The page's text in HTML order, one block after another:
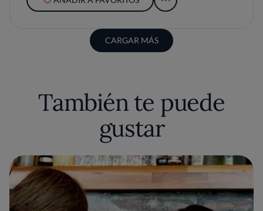
CARGAR MÁS
También te puede
gustar